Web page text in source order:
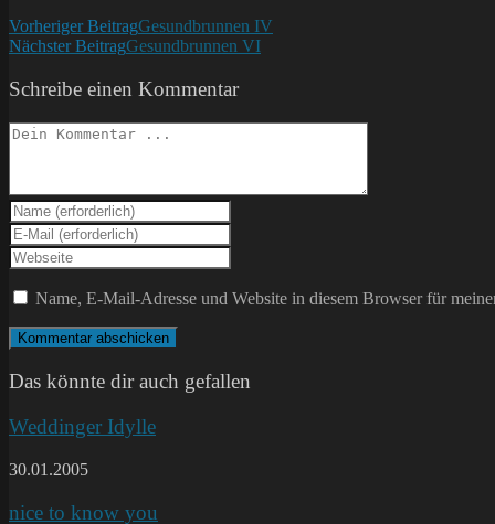
Weitere
Artikel
ansehen
Vorheriger BeitragGesundbrunnen IV
Nächster BeitragGesundbrunnen VI
Schreibe einen Kommentar
Kommentieren
Gib
deinen
Namen
oder
Benutzernamen
zum
Kommentieren
ein
Gib
deine
E-
Mail-
Adresse
zum
Kommentieren
ein
Gib
deine
Website-
ein
(optional)
Name, E-Mail-Adresse und Website in diesem Browser für
Das könnte dir auch gefallen
Weddinger Idylle
30.01.2005
nice to know you